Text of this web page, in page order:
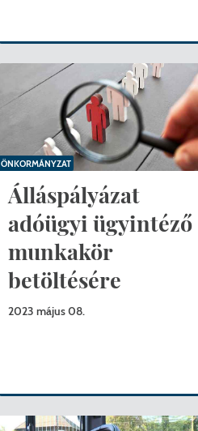
Álláspályázat
adóügyi ügyintéző
munkakör
betöltésére
2023 május 08.
ÖNKORMÁNYZAT